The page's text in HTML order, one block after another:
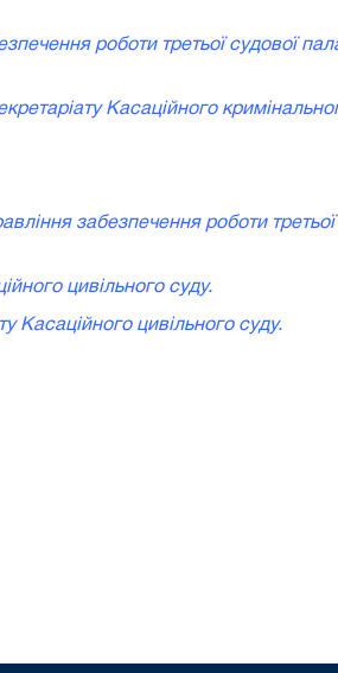
роботи третьої судової
Касаційного
забезпечення роботи
цивільного суду.
Касаційного цивільного суду.